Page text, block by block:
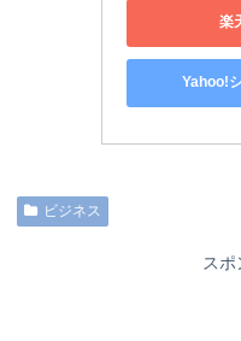
楽
Yahoo!
ビジネス
スポ